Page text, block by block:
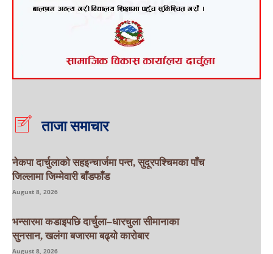
ताजा समाचार
नेकपा दार्चुलाको सहइन्चार्जमा पन्त, सुदूरपश्चिमका पाँच
जिल्लामा जिम्मेवारी बाँडफाँड
August 8, 2026
भन्सारमा कडाइपछि दार्चुला–धारचुला सीमानाका
सुनसान, खलंगा बजारमा बढ्यो कारोबार
August 8, 2026